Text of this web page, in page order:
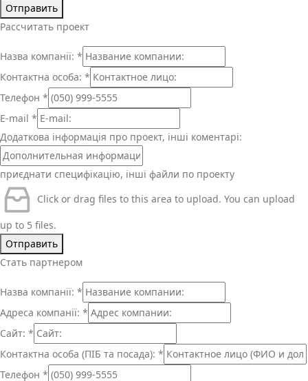
Отправить
Рассчитать проект
Назва компанії: *
Контактна особа: *
Телефон *
E-mail *
Додаткова інформація про проект, інші коментарі:
приєднати специфікацію, інші файли по проекту
Click or drag files to this area to upload. You can upload
up to 5 files.
Отправить
Стать партнером
Назва компанії: *
Адреса компанії: *
Сайт: *
Контактна особа (ПІБ та посада): *
Телефон *